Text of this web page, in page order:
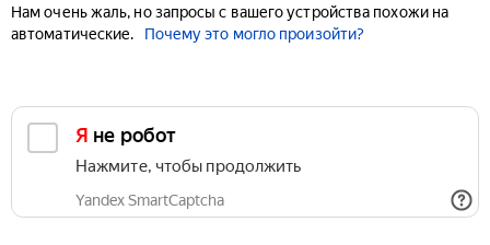
Нам очень жаль, но запросы с вашего устройства похожи на
автоматические.
Почему это могло произойти?
Я не робот
Нажмите, чтобы продолжить
Yandex SmartCaptcha